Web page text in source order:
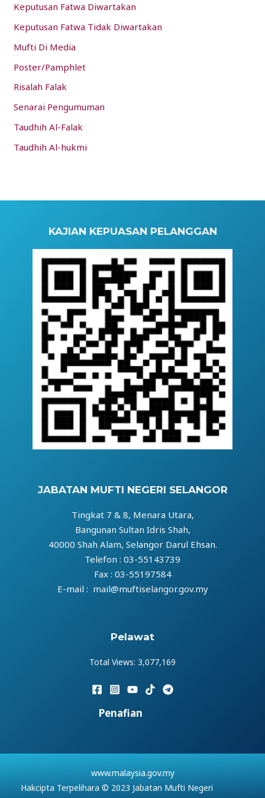
Keputusan Fatwa Diwartakan
Keputusan Fatwa Tidak Diwartakan
Mufti Di Media
Poster/Pamphlet
Risalah Falak
Senarai Pengumuman
Taudhih Al-Falak
Taudhih Al-hukmi
KAJIAN KEPUASAN PELANGGAN
JABATAN MUFTI NEGERI SELANGOR
Tingkat 7 & 8, Menara Utara,
Bangunan Sultan Idris Shah,
40000 Shah Alam, Selangor Darul Ehsan.
Telefon : 03-55143739
Fax : 03-55197584
E-mail : mail@muftiselangor.gov.my
Pelawat
Total Views: 3,077,169
Penafian
www.malaysia.gov.my
Hakcipta Terpelihara © 2023 Jabatan Mufti Negeri